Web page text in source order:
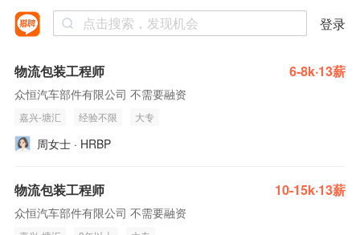
登录
物流包装工程师 6-8k·13薪
众恒汽车部件有限公司 不需要融资
嘉兴-塘汇 经验不限 大专
周女士 · HRBP
物流包装工程师 10-15k·13薪
众恒汽车部件有限公司 不需要融资